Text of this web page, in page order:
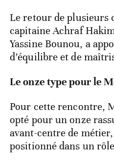
Le retour de plusieurs
capitaine Achraf
Yassine Bounou, a
d’équilibre et de
Le onze type pour le
Pour cette rencontre,
opté pour un onze
avant-centre de
positionné dans un